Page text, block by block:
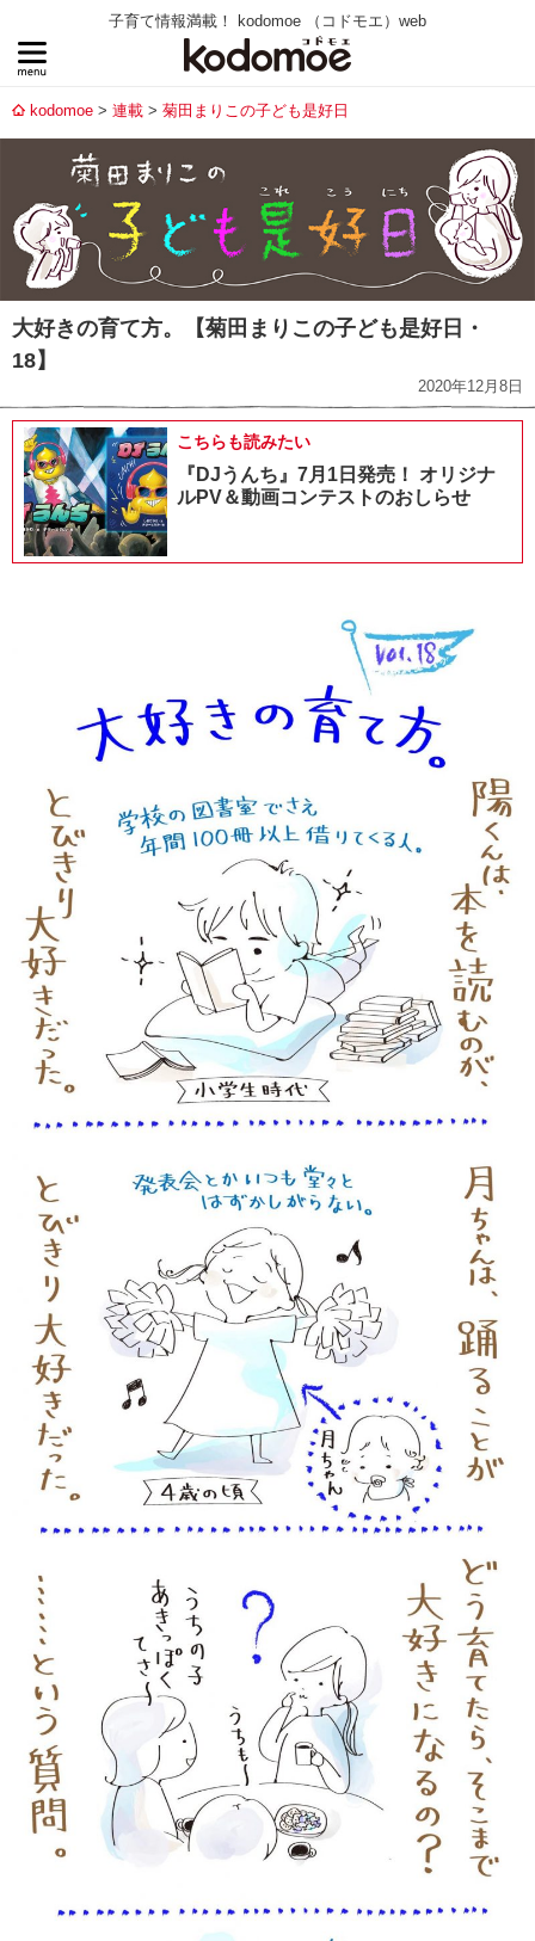
子育て情報満載！ kodomoe （コドモエ）web
kodomoe 連載 菊田まりこの子ども是好日
大好きの育て方。【菊田まりこの子ども是好日・
18】
2020年12月8日
こちらも読みたい
『DJうんち』7月1日発売！ オリジナ
ルPV＆動画コンテストのおしらせ